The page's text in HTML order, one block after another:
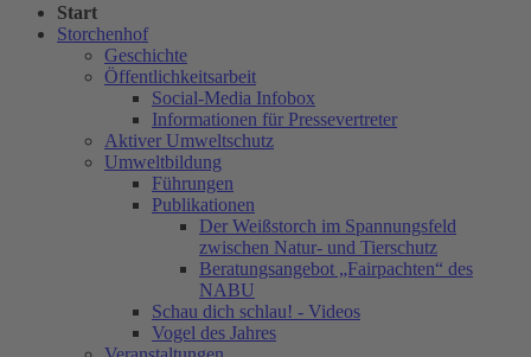
Start
Storchenhof
Geschichte
Öffentlichkeitsarbeit
Social-Media Infobox
Informationen für Pressevertreter
Aktiver Umweltschutz
Umweltbildung
Führungen
Publikationen
Der Weißstorch im Spannungsfeld
zwischen Natur- und Tierschutz
Beratungsangebot „Fairpachten“ des
NABU
Schau dich schlau! - Videos
Vogel des Jahres